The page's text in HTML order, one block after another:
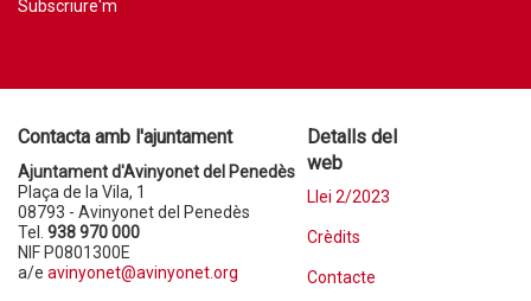
Subscriure'm
Contacta amb l'ajuntament
Ajuntament d'Avinyonet del Penedès
Plaça de la Vila, 1
08793 - Avinyonet del Penedès
Tel. 938 970 000
NIF P0801300E
a/e avinyonet@avinyonet.org
Detalls del
web
Llei 2/2023
Crèdits
Contacte